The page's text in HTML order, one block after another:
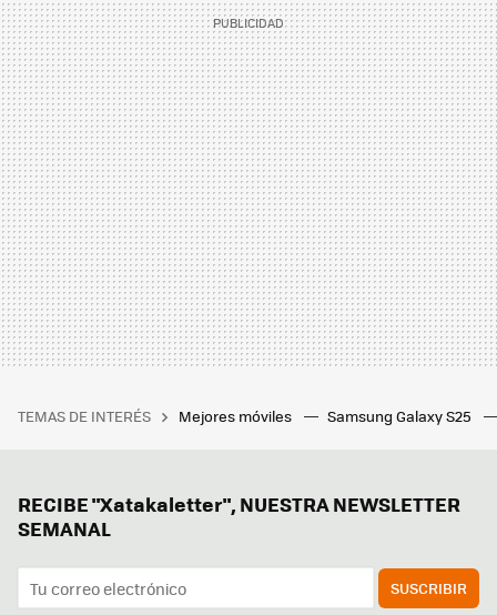
TEMAS DE INTERÉS Mejores móviles Samsung Galaxy S25
RECIBE "Xatakaletter", NUESTRA NEWSLETTER
SEMANAL
SUSCRIBIR